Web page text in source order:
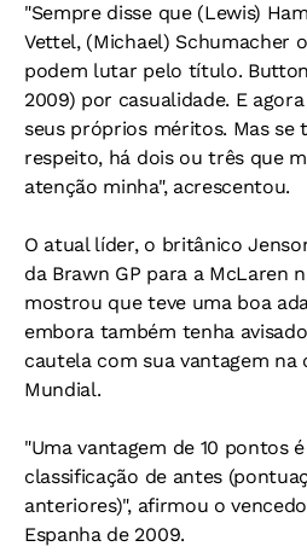
"Sempre disse que (Lewis)
Vettel, (Michael) Schumacher
podem lutar pelo título.
2009) por casualidade. E
seus próprios méritos. Mas se
respeito, há dois ou três que
atenção minha", acrescentou.
O atual líder, o britânico
da Brawn GP para a McLaren
mostrou que teve uma boa
embora também tenha
cautela com sua vantagem na
Mundial.
"Uma vantagem de 10 pontos
classificação de antes
anteriores)", afirmou o
Espanha de 2009.